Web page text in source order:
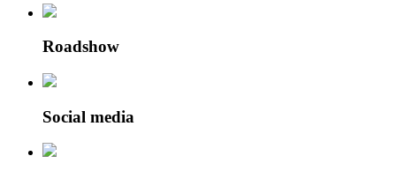
Roadshow
Social media